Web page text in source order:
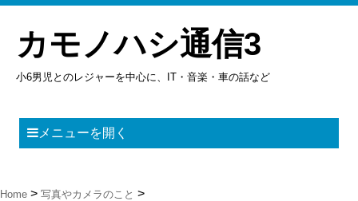
カモノハシ通信3
小6男児とのレジャーを中心に、IT・音楽・車の話など
メニューを開く
Home 写真やカメラのこと